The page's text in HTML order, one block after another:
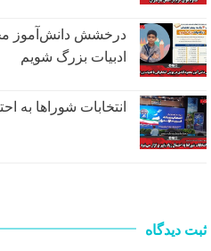
درخشش دانش‌آموز
ادبیات بزرگ شویم
انتخابات شوراها به
ثبت دیدگاه